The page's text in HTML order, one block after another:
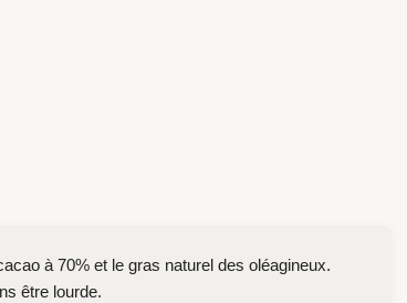
à 70% et le gras naturel des oléagineux.
être lourde.